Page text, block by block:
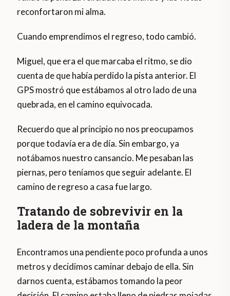
reconfortaron mi alma.
Cuando emprendimos el regreso, todo cambió.
Miguel, que era el que marcaba el ritmo, se dio
cuenta de que había perdido la pista anterior. El
GPS mostró que estábamos al otro lado de una
quebrada, en el camino equivocada.
Recuerdo que al principio no nos preocupamos
porque todavía era de día. Sin embargo, ya
notábamos nuestro cansancio. Me pesaban las
piernas, pero teníamos que seguir adelante. El
camino de regreso a casa fue largo.
Tratando de sobrevivir en la
ladera de la montaña
Encontramos una pendiente poco profunda a unos
metros y decidimos caminar debajo de ella. Sin
darnos cuenta, estábamos tomando la peor